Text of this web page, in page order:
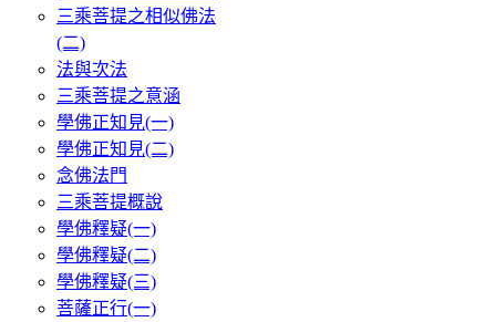
三乘菩提之相似佛法
(二)
法與次法
三乘菩提之意涵
學佛正知見(一)
學佛正知見(二)
念佛法門
三乘菩提概說
學佛釋疑(一)
學佛釋疑(二)
學佛釋疑(三)
菩薩正行(一)